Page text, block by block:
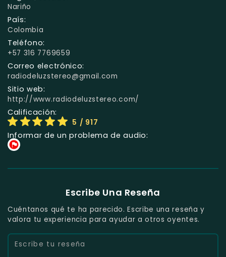
Nariño
País:
Colombia
Teléfono:
+57 316 7769659
Correo electrónico:
radiodeluzstereo@gmail.com
Sitio web:
http://www.radiodeluzstereo.com/
Calificación:
5 / 917
Informar de un problema de audio:
Escribe Una Reseña
Cuéntanos qué te ha parecido. Escribe una reseña y
valora tu experiencia para ayudar a otros oyentes.